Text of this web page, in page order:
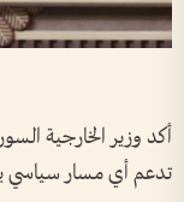
أكد وزير الخارجية
تدعم أي مسار سياسي